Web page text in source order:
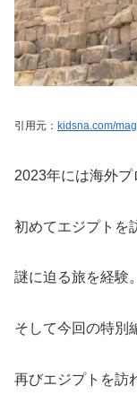
引用元： kidsna.com/
2023年には海外プ
初めてエジプトを
謎に迫る旅を経験。
そして今回の特別
再びエジプトを訪